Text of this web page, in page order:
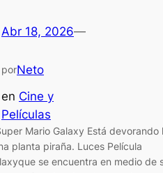
Abr 18, 2026—
porNeto
en Cine y
Películas
Mario Galaxy Está devorando
planta piraña. Luces Película
se encuentra en medio de